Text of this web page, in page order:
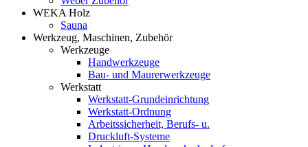
WEKA Holz
Sauna
Werkzeug, Maschinen, Zubehör
Werkzeuge
Handwerkzeuge
Bau- und Maurerwerkzeuge
Werkstatt
Werkstatt-Grundeinrichtung
Werkstatt-Ordnung
Arbeitssicherheit, Berufs- u.
Druckluft-Systeme